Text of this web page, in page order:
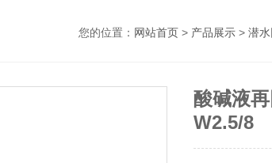
您的位置： 网站首页 > 产品展示 > 潜
酸碱液
W2.5/8